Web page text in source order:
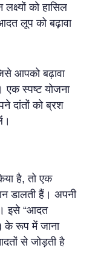
को हासिल
लूप को बढ़ावा
आपको बढ़ावा
स्पष्ट योजना
दांतों को ब्रश
है, तो एक
डालती हैं। अपनी
इसे “आदत
के रूप में जाना
से जोड़ती है